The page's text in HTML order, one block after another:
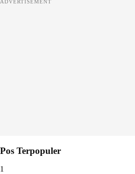
ADVERTISEMENT
Pos Terpopuler
1